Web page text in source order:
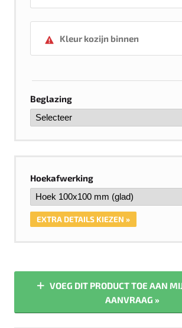
Kleur kozijn binnen
Beglazing
Hoekafwerking
EXTRA DETAILS KIEZEN »
VOEG DIT PRODUCT TOE AAN
AANVRAAG »